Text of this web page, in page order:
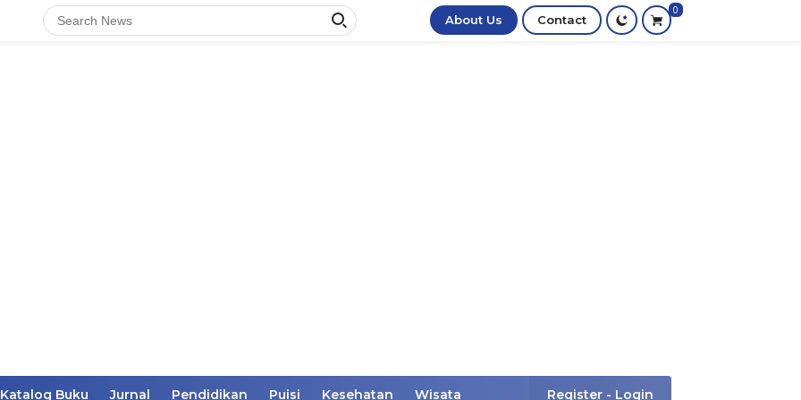
About Us Contact
0
Katalog Buku Jurnal Pendidikan Puisi Kesehatan Wisata Register - Login